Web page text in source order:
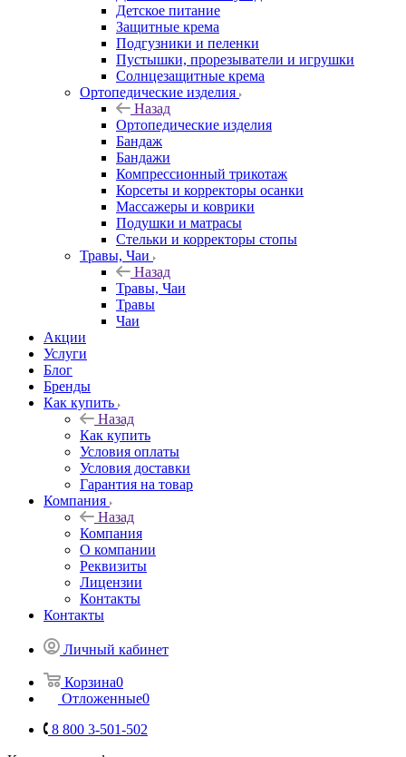
Детское питание
Защитные крема
Подгузники и пеленки
Пустышки, прорезыватели и игрушки
Солнцезащитные крема
Ортопедические изделия
Назад
Ортопедические изделия
Бандаж
Бандажи
Компрессионный трикотаж
Корсеты и корректоры осанки
Массажеры и коврики
Подушки и матрасы
Стельки и корректоры стопы
Травы, Чаи
Назад
Травы, Чаи
Травы
Чаи
Акции
Услуги
Блог
Бренды
Как купить
Назад
Как купить
Условия оплаты
Условия доставки
Гарантия на товар
Компания
Назад
Компания
О компании
Реквизиты
Лицензии
Контакты
Контакты
Личный кабинет
Корзина0
Отложенные0
8 800 3-501-502